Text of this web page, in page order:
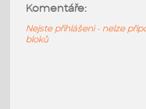
DWG
Komentáře:
Nejste přihlášeni - nelze
bloků